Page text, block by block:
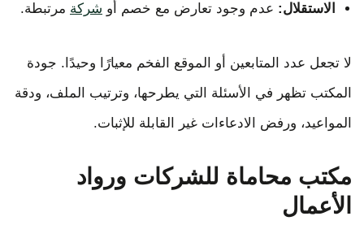
الاستقلال: عدم وجود تعارض مع خصم أو شركة مرتبطة.
لا تجعل عدد المتابعين أو الموقع الفخم معيارًا وحيدًا. جودة
المكتب تظهر في الأسئلة التي يطرحها، وترتيب الملف، ودقة
المواعيد، ورفض الادعاءات غير القابلة للإثبات.
مكتب محاماة للشركات ورواد
الأعمال